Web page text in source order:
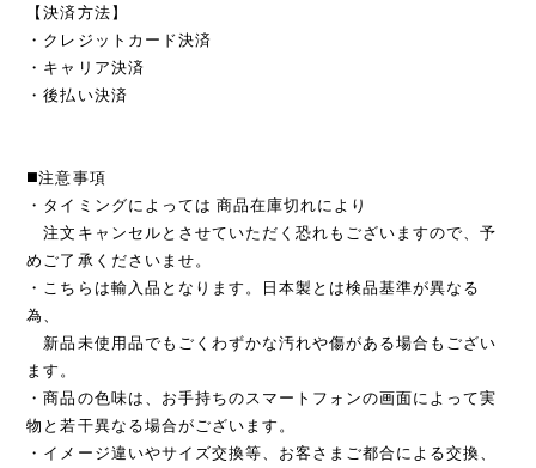
【決済方法】
・クレジットカード決済
・キャリア決済
・後払い決済
◼️注意事項
・タイミングによっては 商品在庫切れにより
注文キャンセルとさせていただく恐れもございますので、予
めご了承くださいませ。
・こちらは輸入品となります。日本製とは検品基準が異なる
為、
新品未使用品でもごくわずかな汚れや傷がある場合もござい
ます。
・商品の色味は、お手持ちのスマートフォンの画面によって実
物と若干異なる場合がございます。
・イメージ違いやサイズ交換等、お客さまご都合による交換、